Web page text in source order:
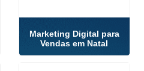
Marketing Digital para
Vendas em Natal